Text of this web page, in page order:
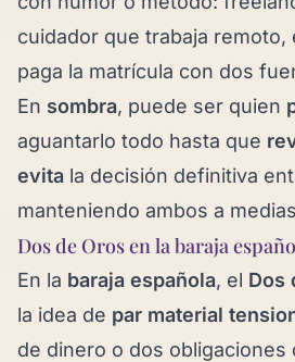
cuidador que trabaja remoto,
paga la matrícula con dos
En sombra, puede ser quien
aguantarlo todo hasta que
evita la decisión definitiva
manteniendo ambos a
Dos de Oros en la baraja
En la baraja española, el Dos
la idea de par material
de dinero o dos obligaciones